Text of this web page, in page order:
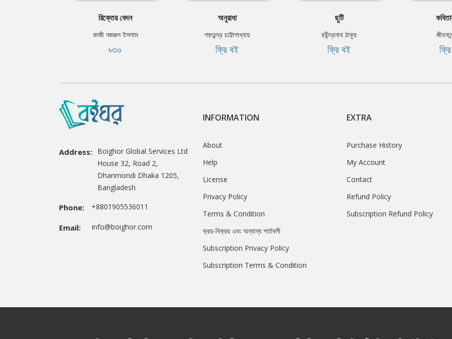
রিক্তের বেদন
কাজী নজরুল ইসলাম
৳৩০
অনুরাধা
শরৎচন্দ্র চট্টোপাধ্যায়
ফ্রি বই
ছুটি
রবীন্দ্রনাথ ঠাকুর
ফ্রি বই
Address: Boighor Global Services Ltd
House 32, Road 2,
Dhanmondi Dhaka 1205,
Bangladesh
Phone: +8801905536011
Email: info@boighor.com
INFORMATION
About
Help
License
Privacy Policy
Terms & Condition
ক্রয়-বিক্রয় এবং অন্যান্য শর্তাবলী
Subscription Privacy Policy
Subscription Terms & Condition
EXTRA
Purchase History
My Account
Contact
Refund Policy
Subscription Refund Policy